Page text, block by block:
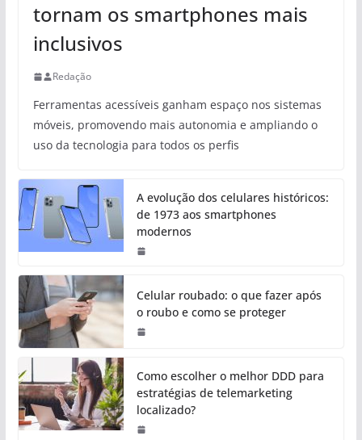
tornam os smartphones mais
inclusivos
Redação
Ferramentas acessíveis ganham espaço nos sistemas
móveis, promovendo mais autonomia e ampliando o
uso da tecnologia para todos os perfis
A evolução dos celulares históricos:
de 1973 aos smartphones
modernos
Celular roubado: o que fazer após
o roubo e como se proteger
Como escolher o melhor DDD para
estratégias de telemarketing
localizado?